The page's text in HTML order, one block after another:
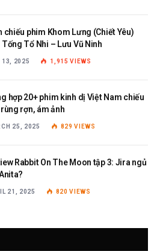
chiếu phim Khom Lưng (Chiết Yêu)
Tống Tổ Nhi – Lưu Vũ Ninh
13, 2025 1,915VIEWS
hợp 20+ phim kinh dị Việt Nam chiếu
rợn, ám ảnh
25, 2025 829VIEWS
Rabbit On The Moon tập 3: Jira ngủ
21, 2025 820VIEWS